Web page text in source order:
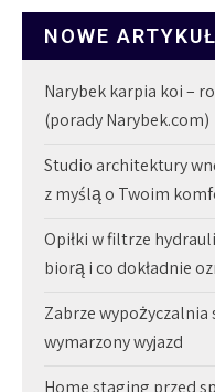
NOWE
Narybek karpia koi –
(porady Narybek.com)
Studio architektury
z myślą o Twoim
Opiłki w filtrze
biorą i co dokładnie
Zabrze
wymarzony wyjazd
Home staging przed